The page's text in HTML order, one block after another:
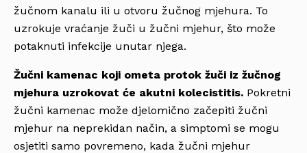
žučnom kanalu ili u otvoru žučnog mjehura. To
uzrokuje vraćanje žuči u žučni mjehur, što može
potaknuti infekcije unutar njega.
Žučni kamenac koji ometa protok žuči iz žučnog
mjehura uzrokovat će akutni kolecistitis. Pokretni
žučni kamenac može djelomično začepiti žučni
mjehur na neprekidan način, a simptomi se mogu
osjetiti samo povremeno, kada žučni mjehur